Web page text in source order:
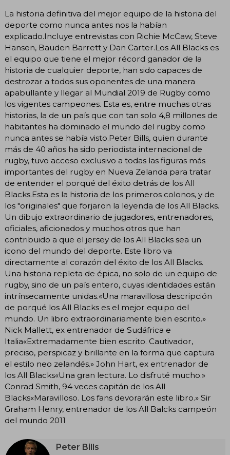
La historia definitiva del mejor equipo de la historia del
deporte como nunca antes nos la habían
explicado.Incluye entrevistas con Richie McCaw, Steve
Hansen, Bauden Barrett y Dan Carter.Los All Blacks es
el equipo que tiene el mejor récord ganador de la
historia de cualquier deporte, han sido capaces de
destrozar a todos sus oponentes de una manera
apabullante y llegar al Mundial 2019 de Rugby como
los vigentes campeones. Esta es, entre muchas otras
historias, la de un país que con tan solo 4,8 millones de
habitantes ha dominado el mundo del rugby como
nunca antes se había visto.Peter Bills, quien durante
más de 40 años ha sido periodista internacional de
rugby, tuvo acceso exclusivo a todas las figuras más
importantes del rugby en Nueva Zelanda para tratar
de entender el porqué del éxito detrás de los All
Blacks.Esta es la historia de los primeros colonos, y de
los "originales" que forjaron la leyenda de los All Blacks.
Un dibujo extraordinario de jugadores, entrenadores,
oficiales, aficionados y muchos otros que han
contribuido a que el jersey de los All Blacks sea un
icono del mundo del deporte. Este libro va
directamente al corazón del éxito de los All Blacks.
Una historia repleta de épica, no solo de un equipo de
rugby, sino de un país entero, cuyas identidades están
intrínsecamente unidas.«Una maravillosa descripción
de porqué los All Blacks es el mejor equipo del
mundo. Un libro extraordinariamente bien escrito.»
Nick Mallett, ex entrenador de Sudáfrica e
Italia«Extremadamente bien escrito. Cautivador,
preciso, perspicaz y brillante en la forma que captura
el estilo neo zelandés.» John Hart, ex entrenador de
los All Blacks«Una gran lectura. Lo disfruté mucho.»
Conrad Smith, 94 veces capitán de los All
Blacks«Maravilloso. Los fans devorarán este libro.» Sir
Graham Henry, entrenador de los All Balcks campeón
del mundo 2011
Peter Bills